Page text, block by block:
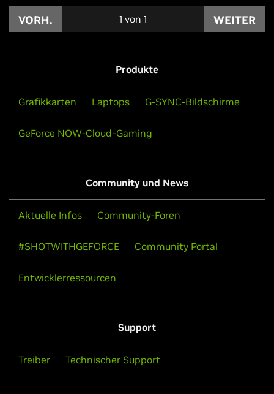
VORH. 1 von 1 WEITER
Produkte
Grafikkarten Laptops G-SYNC-Bildschirme
GeForce NOW-Cloud-Gaming
Community und News
Aktuelle Infos Community-Foren
#SHOTWITHGEFORCE Community Portal
Entwicklerressourcen
Support
Treiber Technischer Support